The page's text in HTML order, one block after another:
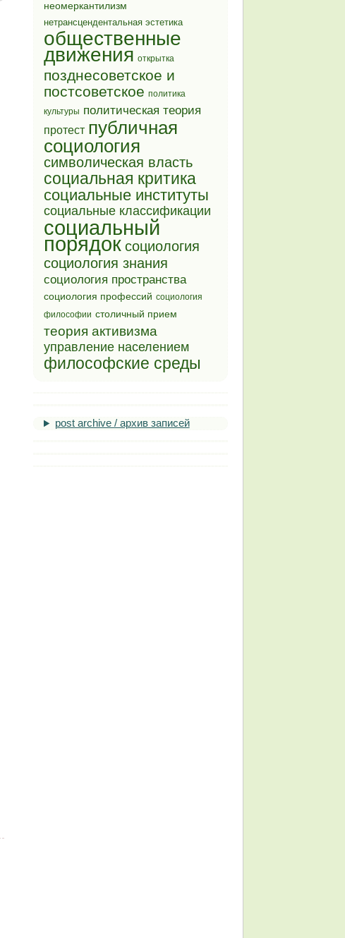
неомеркантилизм
нетрансцендентальная эстетика
общественные
движения открытка
позднесоветское и
постсоветское политика
культуры политическая теория
протест публичная
социология
символическая власть
социальная критика
социальные институты
социальные классификации
социальный
порядок социология
социология знания
социология пространства
социология профессий социология
философии столичный прием
теория активизма
управление населением
философские среды
post archive / архив записей